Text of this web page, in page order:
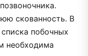
скованность. В
побочных
необходима